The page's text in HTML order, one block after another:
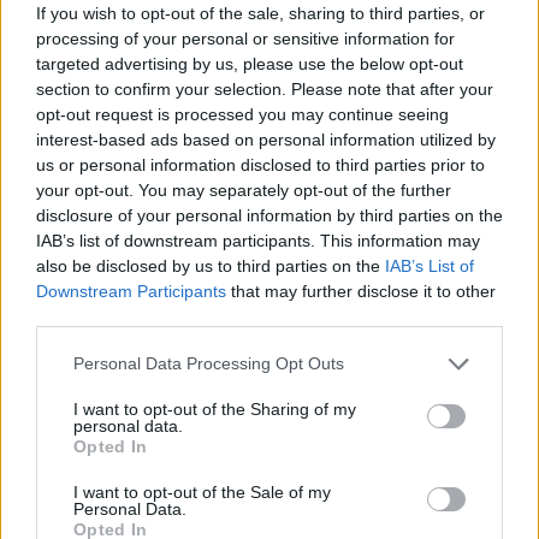
If you wish to opt-out of the sale, sharing to third parties, or
processing of your personal or sensitive information for
targeted advertising by us, please use the below opt-out
section to confirm your selection. Please note that after your
opt-out request is processed you may continue seeing
interest-based ads based on personal information utilized by
us or personal information disclosed to third parties prior to
your opt-out. You may separately opt-out of the further
disclosure of your personal information by third parties on the
IAB’s list of downstream participants. This information may
also be disclosed by us to third parties on the IAB’s List of
Downstream Participants that may further disclose it to other
Personal Data Processing Opt Outs
I want to opt-out of the Sharing of my
personal data.
Opted In
I want to opt-out of the Sale of my
Personal Data.
Opted In